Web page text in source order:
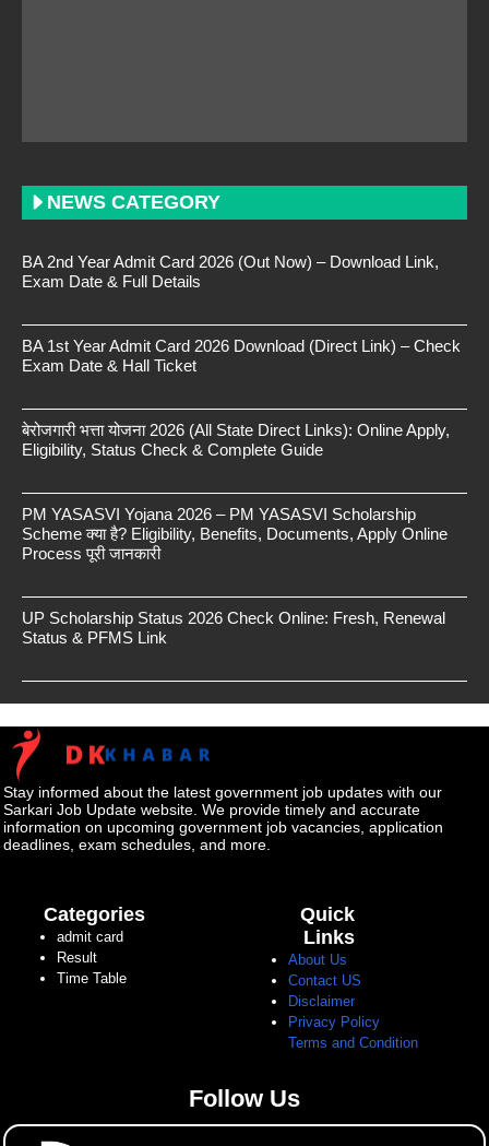
NEWS CATEGORY
BA 2nd Year Admit Card 2026 (Out Now) – Download Link,
Exam Date & Full Details
BA 1st Year Admit Card 2026 Download (Direct Link) – Check
Exam Date & Hall Ticket
बेरोजगारी भत्ता योजना 2026 (All State Direct Links): Online Apply,
Eligibility, Status Check & Complete Guide
PM YASASVI Yojana 2026 – PM YASASVI Scholarship
Scheme क्या है? Eligibility, Benefits, Documents, Apply Online
Process पूरी जानकारी
UP Scholarship Status 2026 Check Online: Fresh, Renewal
Status & PFMS Link
Stay informed about the latest government job updates with our
Sarkari Job Update website. We provide timely and accurate
information on upcoming government job vacancies, application
deadlines, exam schedules, and more.
Categories
admit card
Result
Time Table
Quick
Links
About Us
Contact US
Disclaimer
Privacy Policy
Terms and Condition
Follow Us